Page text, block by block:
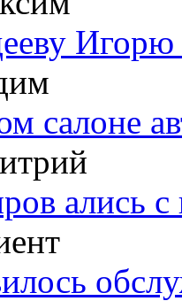
Игорю
салоне
ались